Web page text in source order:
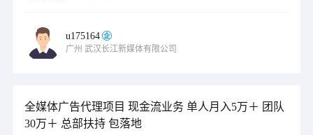
u175164
广州 武汉长江新媒体有限公司
全媒体广告代理项目 现金流业务 单人月入5万＋ 团队
30万＋ 总部扶持 包落地